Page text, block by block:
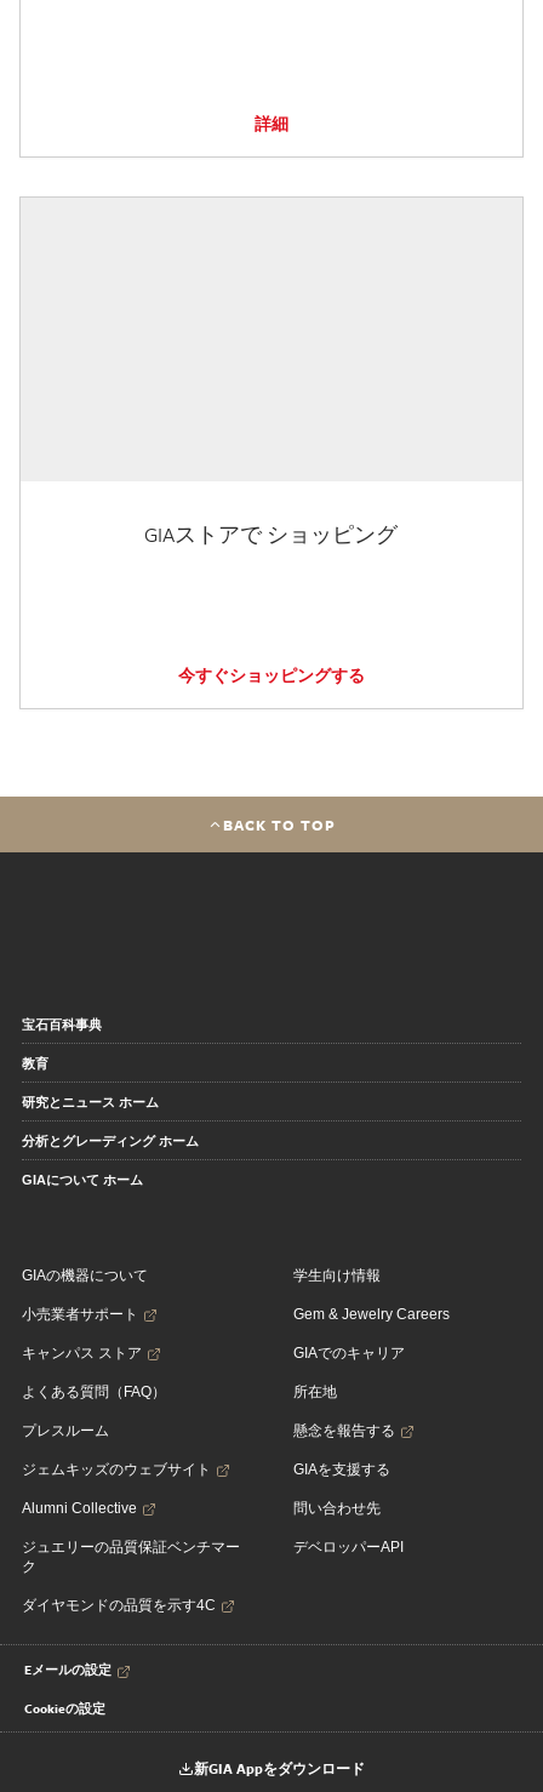
詳細
GIAストアで ショッピング
今すぐショッピングする
BACK TO TOP
宝石百科事典
教育
研究とニュース ホーム
分析とグレーディング ホーム
GIAについて ホーム
GIAの機器について
小売業者サポート
キャンパス ストア
よくある質問（FAQ）
プレスルーム
ジェムキッズのウェブサイト
Alumni Collective
ジュエリーの品質保証ベンチマー
ク
ダイヤモンドの品質を示す4C
学生向け情報
Gem & Jewelry Careers
GIAでのキャリア
所在地
懸念を報告する
GIAを支援する
問い合わせ先
デベロッパーAPI
Eメールの設定
Cookieの設定
新GIA Appをダウンロード